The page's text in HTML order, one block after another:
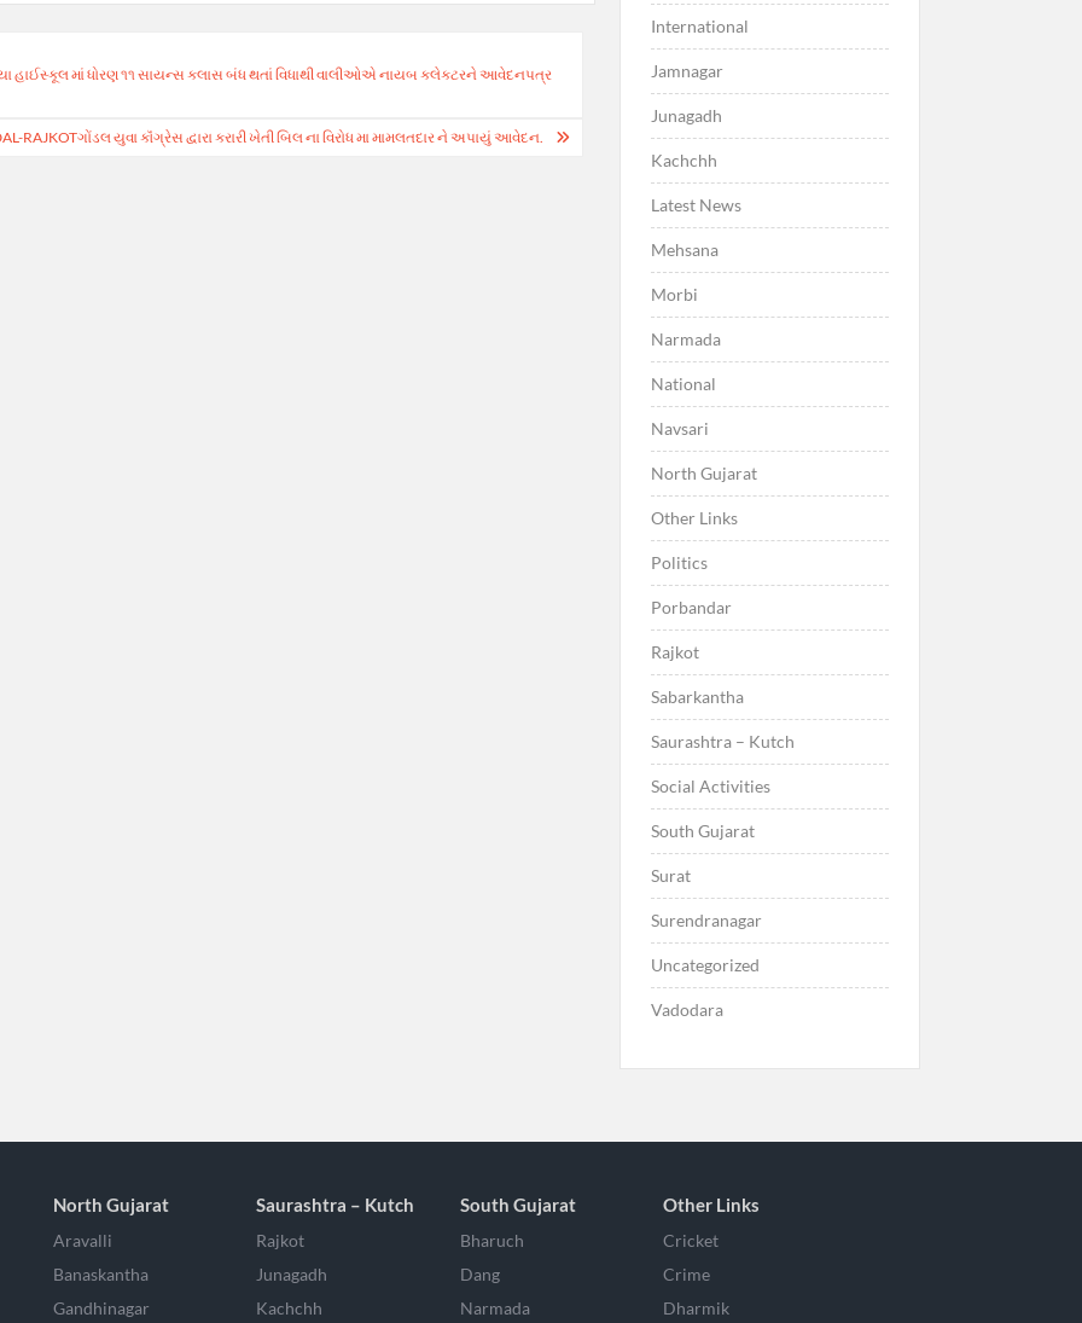
હાઈસ્કૂલ માં ધોરણ ૧૧ સાયન્સ કલાસ બંધ થતાં વિધાથી વાલીઓએ નાયબ કલેકટરને આવેદનપત્ર
RAJKOTગોંડલ યુવા કૉંગ્રેસ દ્વારા કરારી ખેતી બિલ ના વિરોધ મા મામલતદાર ને અપાયું આવેદન.
International
Jamnagar
Junagadh
Kachchh
Latest News
Mehsana
Morbi
Narmada
National
Navsari
North Gujarat
Other Links
Politics
Porbandar
Rajkot
Sabarkantha
Saurashtra – Kutch
Social Activities
South Gujarat
Surat
Surendranagar
Uncategorized
Vadodara
North Gujarat
Aravalli
Banaskantha
Gandhinagar
Saurashtra – Kutch
Rajkot
Junagadh
Kachchh
South Gujarat
Bharuch
Dang
Narmada
Other Links
Cricket
Crime
Dharmik